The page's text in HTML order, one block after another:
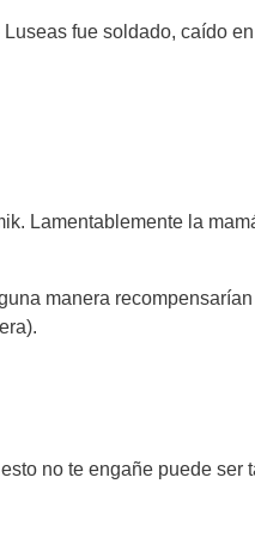
fue soldado, caído
Lamentablemente la
manera
no te engañe puede ser